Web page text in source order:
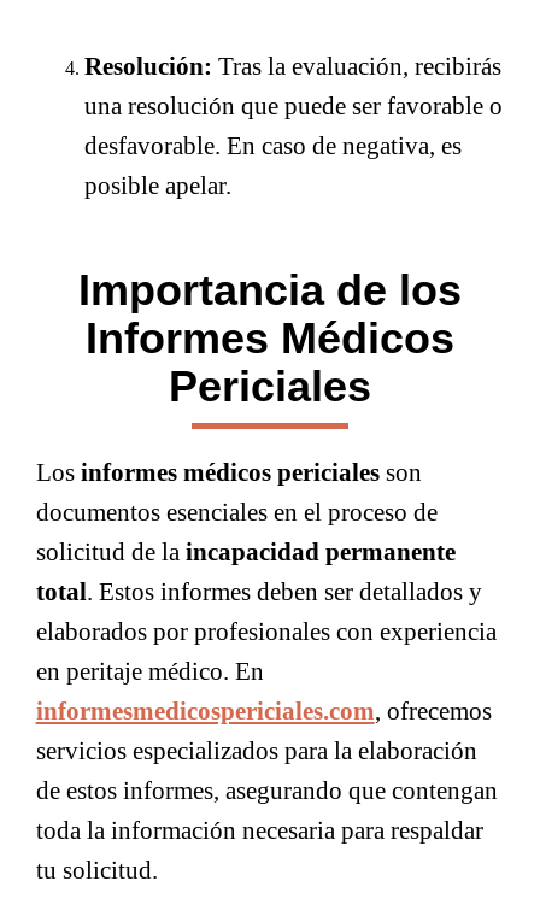
Resolución: Tras la evaluación, recibirás
una resolución que puede ser favorable o
desfavorable. En caso de negativa, es
posible apelar.
Importancia de los
Informes Médicos
Periciales
Los informes médicos pericialesson
documentos esenciales en el proceso de
solicitud de la incapacidad permanente
total. Estos informes deben ser detallados y
elaborados por profesionales con experiencia
en peritaje médico. En
informesmedicospericiales.com, ofrecemos
servicios especializados para la elaboración
de estos informes, asegurando que contengan
toda la información necesaria para respaldar
tu solicitud.